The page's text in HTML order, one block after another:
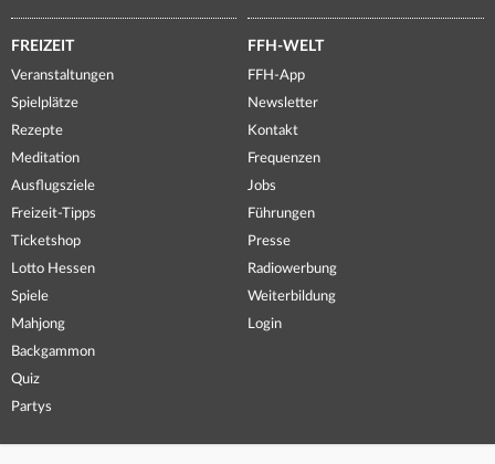
FREIZEIT
Veranstaltungen
Spielplätze
Rezepte
Meditation
Ausflugsziele
Freizeit-Tipps
Ticketshop
Lotto Hessen
Spiele
Mahjong
Backgammon
Quiz
Partys
FFH-WELT
FFH-App
Newsletter
Kontakt
Frequenzen
Jobs
Führungen
Presse
Radiowerbung
Weiterbildung
Login